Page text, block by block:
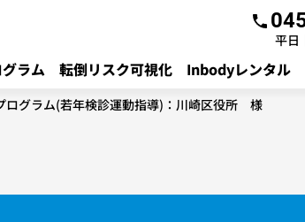
平日
ラム
転倒リスク可視化 Inbodyレンタル
ログラム(若年検診運動指導)：川崎区役所 様